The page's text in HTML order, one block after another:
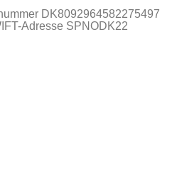
DK8092964582275497
Adresse SPNODK22